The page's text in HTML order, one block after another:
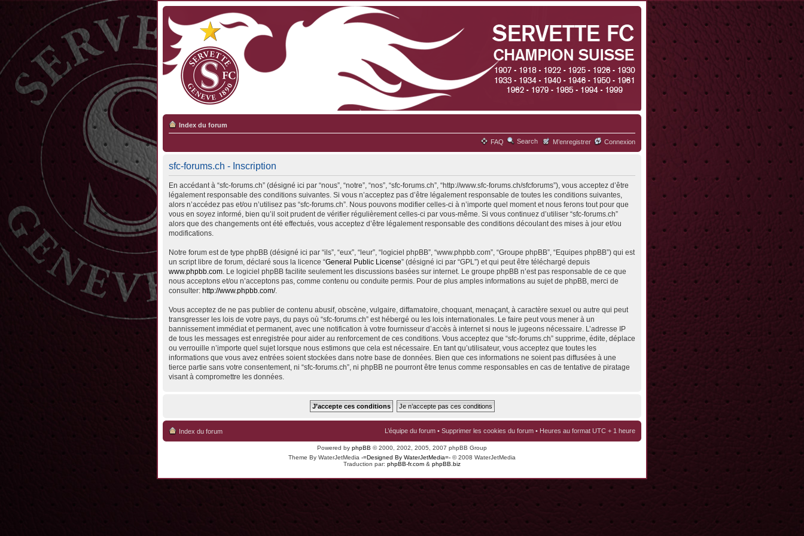
Index du forum
FAQ Search M’enregistrer Connexion
sfc-forums.ch - Inscription
En accédant à “sfc-forums.ch” (désigné ici par “nous”, “notre”, “nos”, “sfc-forums.ch”, “http://www.sfc-forums.ch/sfcforums”), vous acceptez d’être
légalement responsable des conditions suivantes. Si vous n’acceptez pas d’être légalement responsable de toutes les conditions suivantes,
alors n’accédez pas et/ou n’utilisez pas “sfc-forums.ch”. Nous pouvons modifier celles-ci à n’importe quel moment et nous ferons tout pour que
vous en soyez informé, bien qu’il soit prudent de vérifier régulièrement celles-ci par vous-même. Si vous continuez d’utiliser “sfc-forums.ch”
alors que des changements ont été effectués, vous acceptez d’être légalement responsable des conditions découlant des mises à jour et/ou
modifications.
Notre forum est de type phpBB (désigné ici par “ils”, “eux”, “leur”, “logiciel phpBB”, “www.phpbb.com”, “Groupe phpBB”, “Equipes phpBB”) qui est
un script libre de forum, déclaré sous la licence “General Public License” (désigné ici par “GPL”) et qui peut être téléchargé depuis
www.phpbb.com. Le logiciel phpBB facilite seulement les discussions basées sur internet. Le groupe phpBB n’est pas responsable de ce que
nous acceptons et/ou n’acceptons pas, comme contenu ou conduite permis. Pour de plus amples informations au sujet de phpBB, merci de
consulter: http://www.phpbb.com/.
Vous acceptez de ne pas publier de contenu abusif, obscène, vulgaire, diffamatoire, choquant, menaçant, à caractère sexuel ou autre qui peut
transgresser les lois de votre pays, du pays où “sfc-forums.ch” est hébergé ou les lois internationales. Le faire peut vous mener à un
bannissement immédiat et permanent, avec une notification à votre fournisseur d’accès à internet si nous le jugeons nécessaire. L’adresse IP
de tous les messages est enregistrée pour aider au renforcement de ces conditions. Vous acceptez que “sfc-forums.ch” supprime, édite, déplace
ou verrouille n’importe quel sujet lorsque nous estimons que cela est nécessaire. En tant qu’utilisateur, vous acceptez que toutes les
informations que vous avez entrées soient stockées dans notre base de données. Bien que ces informations ne soient pas diffusées à une
tierce partie sans votre consentement, ni “sfc-forums.ch”, ni phpBB ne pourront être tenus comme responsables en cas de tentative de piratage
visant à compromettre les données.
Index du forum L’équipe du forum • Supprimer les cookies du forum • Heures au format UTC + 1 heure
Powered by phpBB © 2000, 2002, 2005, 2007 phpBB Group
Theme By WaterJetMedia -=Designed By WaterJetMedia=- © 2008 WaterJetMedia
Traduction par: phpBB-fr.com & phpBB.biz